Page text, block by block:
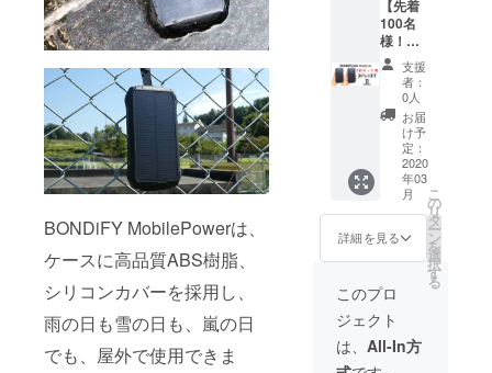
BONDiFY MobilePowerは、
ケースに高品質ABS樹脂、
シリコンカバーを採用し、
雨の日も雪の日も、嵐の日
でも、屋外で使用できま
書 × 1
製品保
証： ご
購入よ
り12ヵ
時期：
2020年
3月中 ※
送料無
BONDi
FY
MobileP
ower モ
バイル
バッテ
リー×１
・日本
語マ
ニュア
ル × 1
MicroU
SBケー
ブル × 1
ラップ
× 1 ・製
品保証
書 × 1
格
16,500
円(税
込、送
料無料)
↓ 早割
特別価
（20%
OFF
-3,300
円引
き）
13,200
料無料)
パッ
ケージ
内容：
・
【先着
100名
様！】2
セット
割特別
価格
38％OF
年03月
末まで
にお届
け予定
です。
【先着
100セッ
ト限定
リター
ン】 一
般販売
予定価
格
支援
者：
0人
お届
け予
定：
2020
年03
月
詳細を見る
こ
の
リ
タ
ー
ン
を
選
択
す
る
このプロ
ジェクト
は、 All-In方